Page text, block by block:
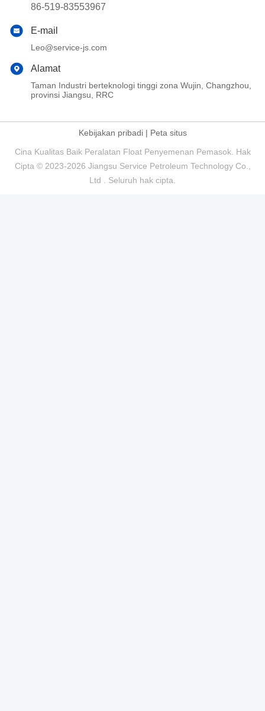
86-519-83553967
E-mail
Leo@service-js.com
Alamat
Taman Industri berteknologi tinggi zona Wujin, Changzhou,
provinsi Jiangsu, RRC
Kebijakan pribadi| Peta situs
Cina Kualitas Baik Peralatan Float Penyemenan Pemasok. Hak
Cipta © 2023-2026 Jiangsu Service Petroleum Technology Co.,
Ltd . Seluruh hak cipta.